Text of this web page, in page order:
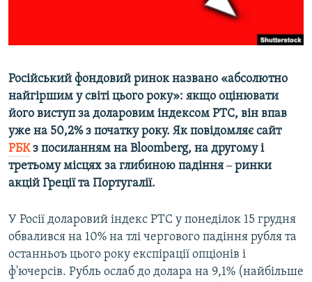
ІНФОГРАФІКА
Qırımtatar
Усі сайти RFE/RL
Російський фондовий ринок названо «абсолютно
найгіршим у світі цього року»: якщо оцінювати
його виступ за доларовим індексом РТС, він впав
уже на 50,2% з початку року. Як повідомляє сайт
РБКз посиланням на Bloomberg, на другому і
третьому місцях за глибиною падіння –ринки
акцій Греції та Португалії.
У Росії доларовий індекс РТС у понеділок 15 грудня
обвалився на 10% на тлі чергового падіння рубля та
останньоъ цього року експірації опціонів і
ф'ючерсів. Рубль ослаб до долара на 9,1% (найбільше